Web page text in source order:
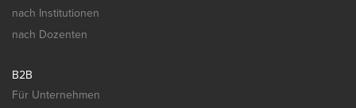
nach Institutionen
nach Dozenten
B2B
Für Unternehmen